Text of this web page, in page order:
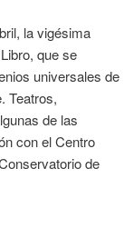
la vigésima
que se
universales de
Teatros,
de las
con el Centro
de